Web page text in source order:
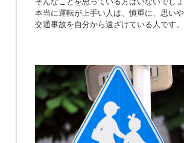
本当に運転が上手い人は、慎重に、思い
交通事故を自分から遠ざけている人です。